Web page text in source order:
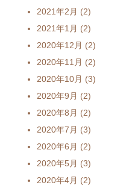
2021年2月 (2)
2021年1月 (2)
2020年12月 (2)
2020年11月 (2)
2020年10月 (3)
2020年9月 (2)
2020年8月 (2)
2020年7月 (3)
2020年6月 (2)
2020年5月 (3)
2020年4月 (2)